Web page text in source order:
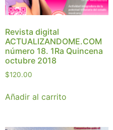
Revista digital
ACTUALIZANDOME.COM
número 18. 1Ra Quincena
octubre 2018
$120.00
Añadir al carrito